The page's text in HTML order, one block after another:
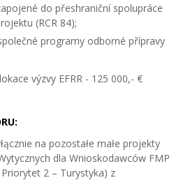
do přeshraniční spolupráce
(RCR 84);
programy odborné přípravy
výzvy EFRR - 125 000,- €
na pozostałe małe projekty
dla Wnioskodawców FMP
2 – Turystyka) z